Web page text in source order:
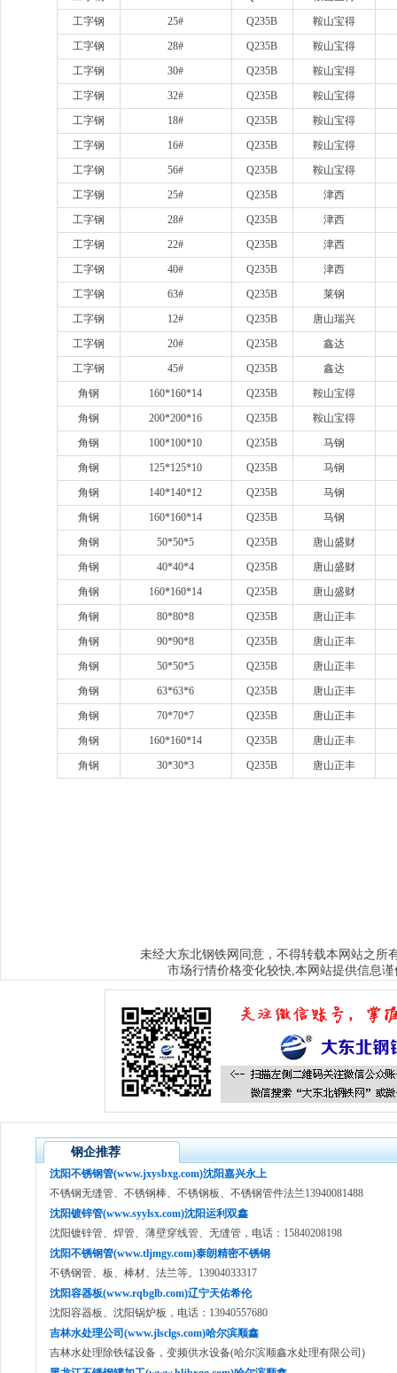
工字钢
25# Q235B
鞍山宝得
工字钢
28# Q235B
鞍山宝得
工字钢
30# Q235B
鞍山宝得
工字钢
32# Q235B
鞍山宝得
工字钢
18# Q235B
鞍山宝得
工字钢
16# Q235B
鞍山宝得
工字钢
56# Q235B
鞍山宝得
工字钢
25# Q235B
津西
工字钢
28# Q235B
津西
工字钢
22# Q235B
津西
工字钢
40# Q235B
津西
工字钢
63# Q235B
莱钢
工字钢
12# Q235B
唐山瑞兴
工字钢
20# Q235B
鑫达
工字钢
45# Q235B
鑫达
角钢
160*160*14 Q235B
鞍山宝得
角钢
200*200*16 Q235B
鞍山宝得
角钢
100*100*10 Q235B
马钢
角钢
125*125*10 Q235B
马钢
角钢
140*140*12 Q235B
马钢
角钢
160*160*14 Q235B
马钢
角钢
50*50*5 Q235B
唐山盛财
角钢
40*40*4 Q235B
唐山盛财
角钢
160*160*14 Q235B
唐山盛财
角钢
80*80*8 Q235B
唐山正丰
角钢
90*90*8 Q235B
唐山正丰
角钢
50*50*5 Q235B
唐山正丰
角钢
63*63*6 Q235B
唐山正丰
角钢
70*70*7 Q235B
唐山正丰
角钢
160*160*14 Q235B
唐山正丰
角钢
30*30*3 Q235B 唐山正丰
未经大东北钢铁网 同意，不得转载本网站之所
市场行情价格变化较快,本网站提供信息
钢企推荐
沈阳不锈钢管(www.jxysbxg.com)沈阳嘉兴永上
不锈钢无缝管、不锈钢棒、不锈钢板、不锈钢管件法兰13940081488
沈阳镀锌管(www.syylsx.com)沈阳运利双鑫
沈阳镀锌管、焊管、薄壁穿线管、无缝管，电话：15840208198
沈阳不锈钢管(www.tljmgy.com)泰朗精密不锈钢
不锈钢管、板、棒材、法兰等。13904033317
沈阳容器板(www.rqbglb.com)辽宁天佑希伦
沈阳容器板、沈阳锅炉板，电话：13940557680
吉林水处理公司(www.jlsclgs.com)哈尔滨顺鑫
吉林水处理除铁锰设备，变频供水设备(哈尔滨顺鑫水处理有限公司)